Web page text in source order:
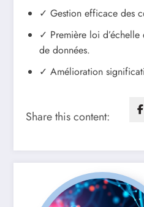
✓ Gestion efficace des
✓ Première loi
de données.
✓ Amélioration
Share this content: